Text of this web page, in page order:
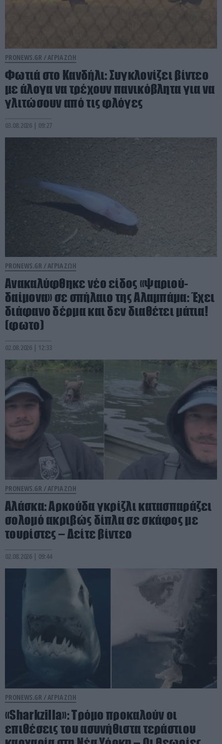
PRONEWS.GR / ΑΓΡΙΑ ΖΩΗ
Φωτιά στο Κανδήλι: Συγκλονίζει βίντεο
με άλογα να τρέχουν πανικόβλητα για να
γλιτώσουν από τις φλόγες
03.08.2026 | 09:27
PRONEWS.GR /ΑΓΡΙΑ ΖΩΗ
Ανακαλύφθηκε νέο είδος «ψαριού-
δαίμονα» σε σπήλαιο της Αλαμπάμα: Έχει
διάφανο δέρμα και δεν διαθέτει μάτια!
(φωτο)
02.08.2026 | 12:33
PRONEWS.GR /ΑΓΡΙΑ ΖΩΗ
Αλάσκα: Αρκούδα γκρίζλι κατασπαράζει
σολομό ακριβώς δίπλα σε σκάφος με
τουρίστες – Δείτε βίντεο
02.08.2026 | 09:44
PRONEWS.GR /ΑΓΡΙΑ ΖΩΗ
«Sharkzilla»: Tρόμο προκαλούν οι
επιθέσεις του ασυνήθιστα τεράστιου